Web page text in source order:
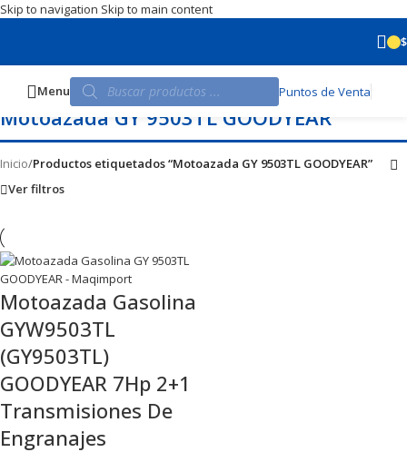
Skip to navigation Skip to main content
$
Menu Puntos de Venta
Motoazada GY 9503TL GOODYEAR
Inicio/Productos etiquetados “Motoazada GY 9503TL GOODYEAR”
Ver filtros
Motoazada Gasolina
GYW9503TL
(GY9503TL)
GOODYEAR 7Hp 2+1
Transmisiones De
Engranajes